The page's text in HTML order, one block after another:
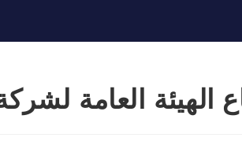
الهيئة العامة